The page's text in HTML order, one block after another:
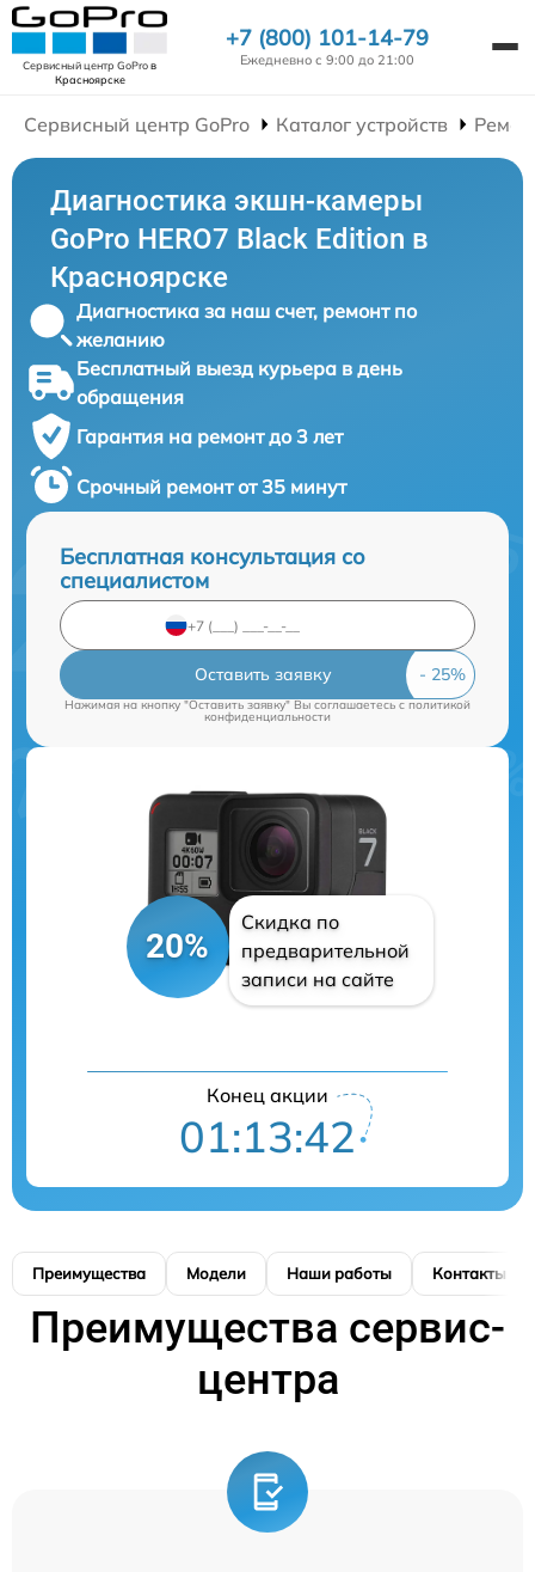
Сервисный центр GoProв
Красноярске
+7 (800) 101-14-79
Ежедневно с 9:00 до 21:00
Сервисный центр GoPro Каталог устройств
Диагностика экшн-камеры
GoPro HERO7 Black Edition в
Красноярске
Диагностика за наш счет, ремонт по
желанию
Бесплатный выезд курьера в день
обращения
Гарантия на ремонт до 3 лет
Срочный ремонт от 35 минут
Бесплатная консультация со
специалистом
Оставить заявку
Нажимая на кнопку "Оставить заявку" Вы соглашаетесь c политикой
конфиденциальности
20%
Скидка по
предварительной
записи на сайте
Конец акции
01:13:42
Преимущества Модели Наши работы Контакты
Преимущества сервис-
центра